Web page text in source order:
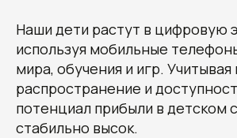
Наши дети растут в цифровую
используя мобильные
мира, обучения и игр.
распространение и
потенциал прибыли в детском
стабильно высок.